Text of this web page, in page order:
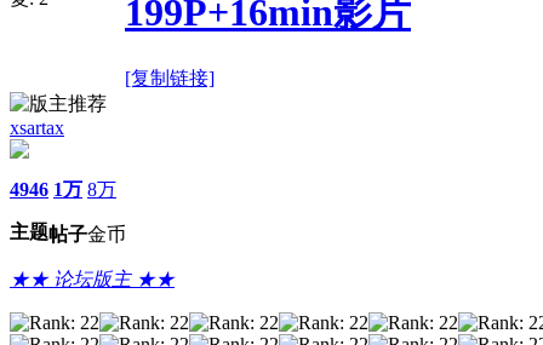
199P+16min影片
[复制链接]
xsartax
4946
主题
1万
帖子
8万
金币
★★ 论坛版主 ★★